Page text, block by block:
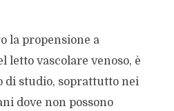
la propensione a
letto vascolare venoso, è
di studio, soprattutto nei
dove non possono